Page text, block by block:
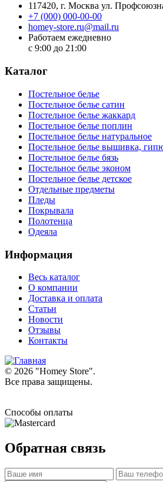
117420, г. Москва ул.
+7 (000) 000-00-00
homey-store.ru@mail.ru
Работаем ежедневно
с 9:00 до 21:00
Каталог
Постельное белье
Постельное белье сатин
Постельное белье жаккард
Постельное белье поплин
Постельное белье натуральное
Постельное белье вышивка,
Постельное белье бязь
Постельное белье эконом
Постельное белье детское
Отдельные предметы
Пледы
Покрывала
Полотенца
Одеяла
Информация
Весь каталог
О компании
Доставка и оплата
Статьи
Новости
Отзывы
Контакты
© 2026 "Homey Store".
Все права защищены.
Способы оплаты
Обратная связь